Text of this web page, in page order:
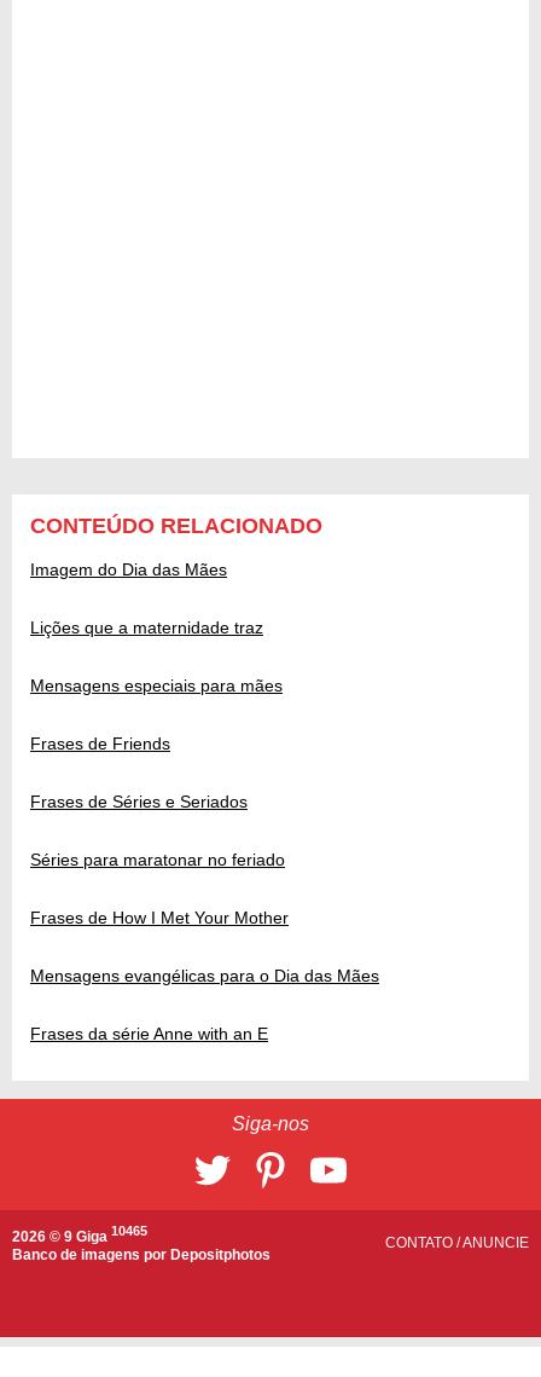
CONTEÚDO RELACIONADO
Imagem do Dia das Mães
Lições que a maternidade traz
Mensagens especiais para mães
Frases de Friends
Frases de Séries e Seriados
Séries para maratonar no feriado
Frases de How I Met Your Mother
Mensagens evangélicas para o Dia das Mães
Frases da série Anne with an E
Siga-nos
2026 © 9 Giga 10465
Banco de imagens por Depositphotos
CONTATO /ANUNCIE